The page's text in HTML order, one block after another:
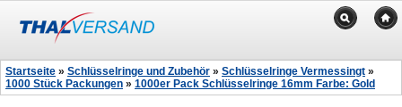
Startseite » Schlüsselringe und Zubehör » Schlüsselringe Vermessingt »
1000 Stück Packungen » 1000er Pack Schlüsselringe 16mm Farbe: Gold